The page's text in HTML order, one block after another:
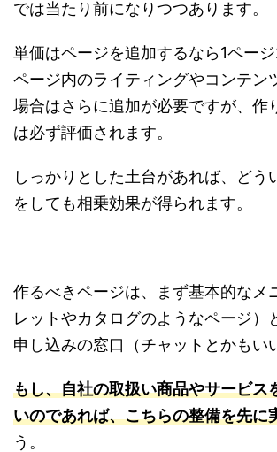
では当たり前になりつつあります。
単価はページを追加するなら1ページ
ページ内のライティングやコンテン
場合はさらに追加が必要ですが、作
は必ず評価されます。
しっかりとした土台があれば、どう
をしても相乗効果が得られます。
作るべきページは、まず基本的なメ
レットやカタログのようなページ）
申し込みの窓口（チャットとかもい
もし、自社の取扱い商品やサービス
いのであれば、こちらの整備を先に
う。